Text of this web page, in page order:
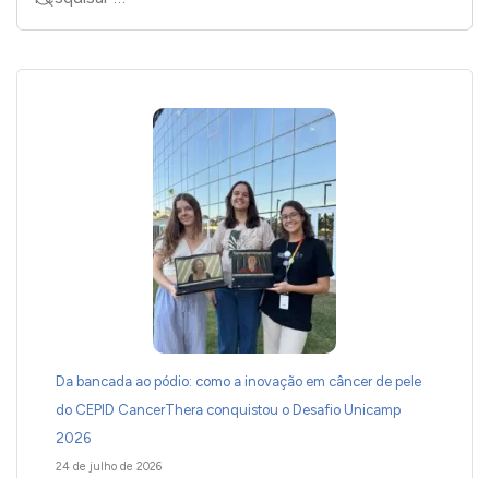
Da bancada ao pódio: como a inovação em câncer de pele
do CEPID CancerThera conquistou o Desafio Unicamp
2026
24 de julho de 2026